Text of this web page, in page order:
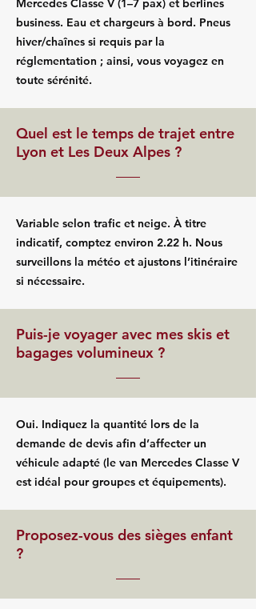
Mercedes Classe V (1–7 pax) et berlines
business. Eau et chargeurs à bord. Pneus
hiver/chaînes si requis par la
réglementation ; ainsi, vous voyagez en
toute sérénité.
Quel est le temps de trajet entre
Lyon et Les Deux Alpes ?
Variable selon trafic et neige. À titre
indicatif, comptez environ 2.22 h. Nous
surveillons la météo et ajustons l’itinéraire
si nécessaire.
Puis-je voyager avec mes skis et
bagages volumineux ?
Oui. Indiquez la quantité lors de la
demande de devis afin d’affecter un
véhicule adapté (le van Mercedes Classe V
est idéal pour groupes et équipements).
Proposez-vous des sièges enfant
?